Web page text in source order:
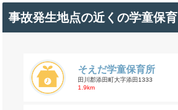
事故発生地点の近くの学童保育
そえだ学童保育所
田川郡添田町大字添田1333
1.9km